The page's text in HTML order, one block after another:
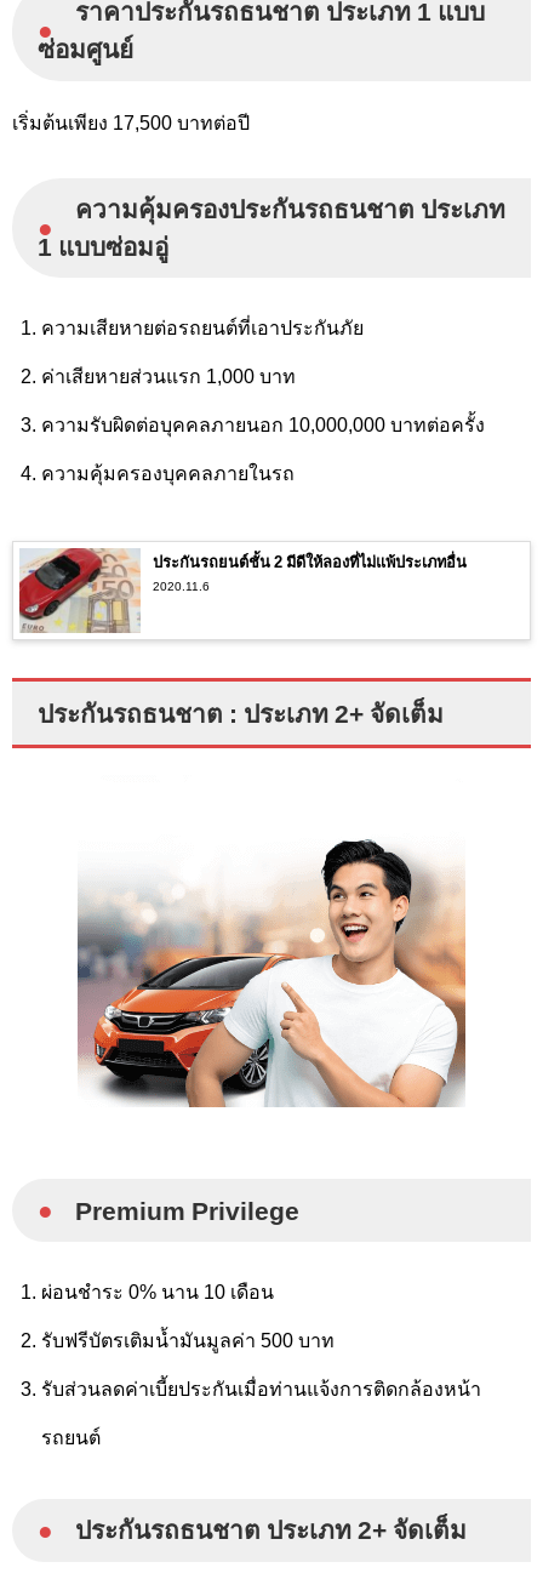
●
ราคาประกันรถธนชาต ประเภท 1 แบบ
ซ่อมศูนย์
เริ่มต้นเพียง 17,500 บาทต่อปี
●
ความคุ้มครองประกันรถธนชาต ประเภท
1 แบบซ่อมอู่
ความเสียหายต่อรถยนต์ที่เอาประกันภัย
ค่าเสียหายส่วนแรก 1,000 บาท
ความรับผิดต่อบุคคลภายนอก 10,000,000 บาทต่อครั้ง
ความคุ้มครองบุคคลภายในรถ
ประกันรถยนต์ชั้น 2 มีดีให้ลองที่ไม่แพ้ประเภทอื่น
2020.11.6
ประกันรถธนชาต : ประเภท 2+ จัดเต็ม
● Premium Privilege
ผ่อนชำระ 0% นาน 10 เดือน
รับฟรีบัตรเติมน้ำมันมูลค่า 500 บาท
รับส่วนลดค่าเบี้ยประกันเมื่อท่านแจ้งการติดกล้องหน้า
รถยนต์
● ประกันรถธนชาต ประเภท 2+ จัดเต็ม